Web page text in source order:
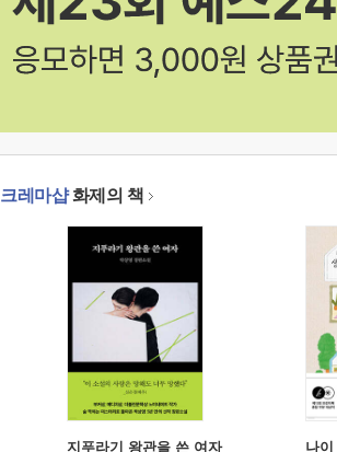
크레마샵화제의 책
지푸라기 왕관을 쓴 여자 나